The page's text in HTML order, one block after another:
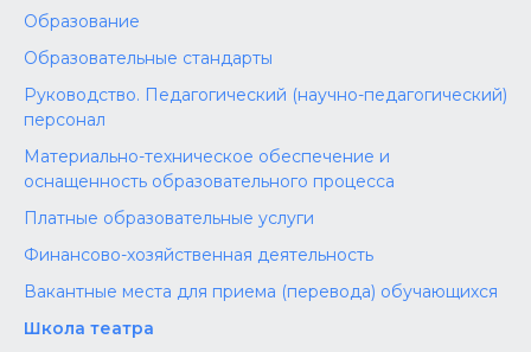
Образование
Образовательные стандарты
Руководство. Педагогический (научно-педагогический)
персонал
Материально-техническое обеспечение и
оснащенность образовательного процесса
Платные образовательные услуги
Финансово-хозяйственная деятельность
Вакантные места для приема (перевода) обучающихся
Школа театра